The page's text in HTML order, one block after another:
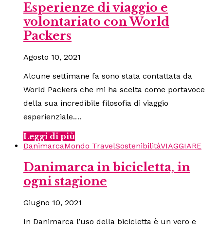
Esperienze di viaggio e
volontariato con World
Packers
Agosto 10, 2021
Alcune settimane fa sono stata contattata da
World Packers che mi ha scelta come portavoce
della sua incredibile filosofia di viaggio
esperienziale.…
Leggi di più
DanimarcaMondo TravelSostenibilitàVIAGGIARE
Danimarca in bicicletta, in
ogni stagione
Giugno 10, 2021
In Danimarca l’uso della bicicletta è un vero e